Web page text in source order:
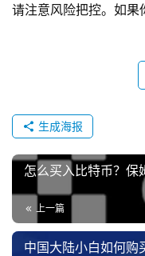
请注意风险把控。如果
生成海报
怎么买入比特币？保
上一篇
中国大陆小白如何购